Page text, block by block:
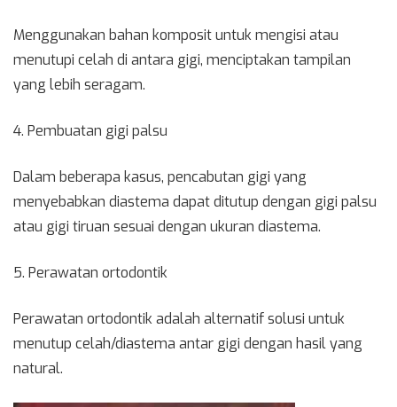
Menggunakan bahan komposit untuk mengisi atau
menutupi celah di antara gigi, menciptakan tampilan
yang lebih seragam.
4. Pembuatan gigi palsu
Dalam beberapa kasus, pencabutan gigi yang
menyebabkan diastema dapat ditutup dengan gigi palsu
atau gigi tiruan sesuai dengan ukuran diastema.
5. Perawatan ortodontik
Perawatan ortodontik adalah alternatif solusi untuk
menutup celah/diastema antar gigi dengan hasil yang
natural.